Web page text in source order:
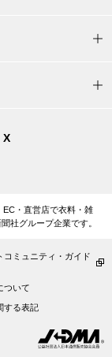
マフラー／ス
ベルト
靴下
サングラス／
傘／日傘
X
・直営店で衣料・雑
社グループ企業です。
コミュニティ・ガイド
ついて
する表記